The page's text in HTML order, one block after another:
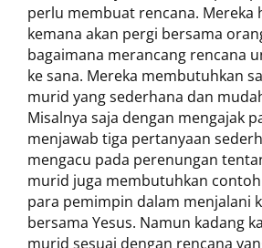
perlu membuat rencana. Mereka
kemana akan pergi bersama
bagaimana merancang rencana
ke sana. Mereka membutuhkan
murid yang sederhana dan
Misalnya saja dengan mengajak
menjawab tiga pertanyaan
mengacu pada perenungan
murid juga membutuhkan
para pemimpin dalam menjalani
bersama Yesus. Namun kadang
murid sesuai dengan rencana